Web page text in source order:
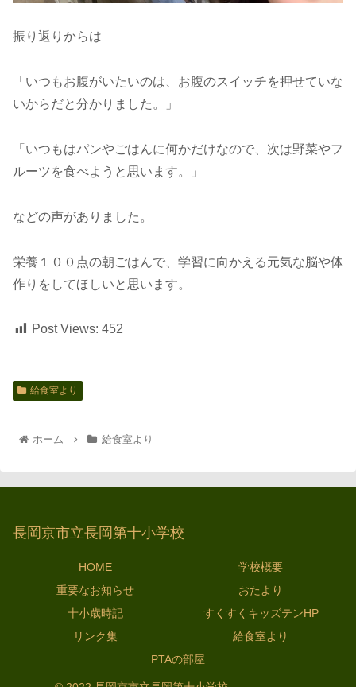
振り返りからは
「いつもお腹がいたいのは、お腹のスイッチを押せていな
いからだと分かりました。」
「いつもはパンやごはんに何かだけなので、次は野菜やフ
ルーツを食べようと思います。」
などの声がありました。
栄養１００点の朝ごはんで、学習に向かえる元気な脳や体
作りをしてほしいと思います。
Post Views: 452
給食室より
ホーム 給食室より
長岡京市立長岡第十小学校
HOME
学校概要
重要なお知らせ
おたより
十小歳時記
すくすくキッズテンHP
リンク集
給食室より
PTAの部屋